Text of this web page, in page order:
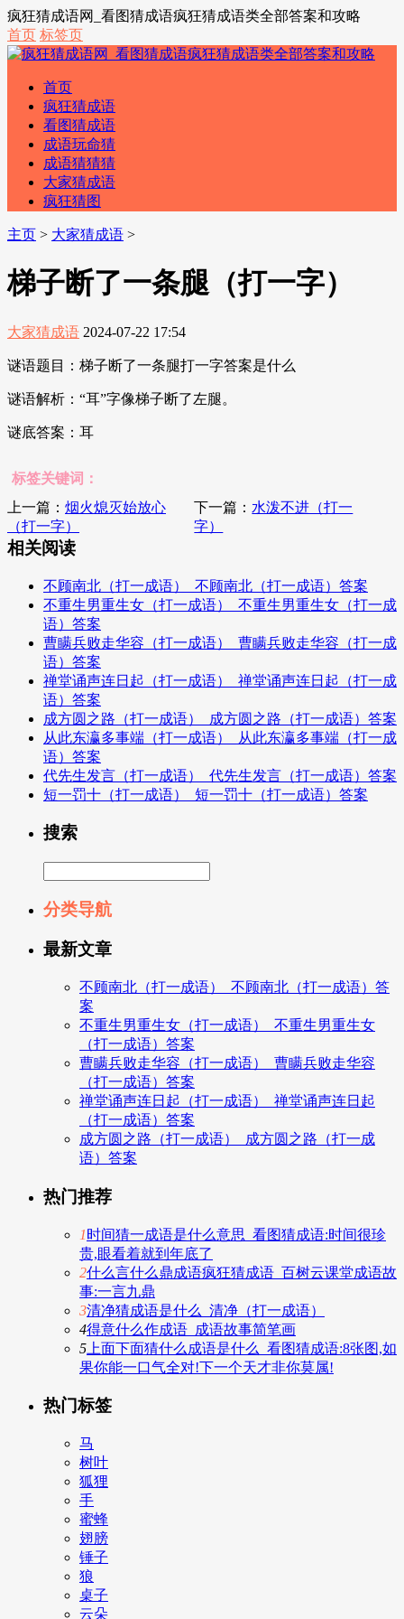
疯狂猜成语网_看图猜成语疯狂猜成语类全部答案和攻略
首页 标签页
首页
疯狂猜成语
看图猜成语
成语玩命猜
成语猜猜猜
大家猜成语
疯狂猜图
主页 > 大家猜成语 >
梯子断了一条腿（打一字）
大家猜成语 2024-07-22 17:54
谜语题目：梯子断了一条腿打一字答案是什么
谜语解析：“耳”字像梯子断了左腿。
谜底答案：耳
标签关键词：
上一篇： 烟火熄灭始放心
（打一字）
下一篇： 水泼不进（打一
字）
相关阅读
不顾南北（打一成语）_不顾南北（打一成语）答案
不重生男重生女（打一成语）_不重生男重生女（打一成
语）答案
曹瞒兵败走华容（打一成语）_曹瞒兵败走华容（打一成
语）答案
禅堂诵声连日起（打一成语）_禅堂诵声连日起（打一成
语）答案
成方圆之路（打一成语）_成方圆之路（打一成语）答案
从此东瀛多事端（打一成语）_从此东瀛多事端（打一成
语）答案
代先生发言（打一成语）_代先生发言（打一成语）答案
短一罚十（打一成语）_短一罚十（打一成语）答案
搜索
分类导航
最新文章
不顾南北（打一成语）_不顾南北（打一成语）答
案
不重生男重生女（打一成语）_不重生男重生女
（打一成语）答案
曹瞒兵败走华容（打一成语）_曹瞒兵败走华容
（打一成语）答案
禅堂诵声连日起（打一成语）_禅堂诵声连日起
（打一成语）答案
成方圆之路（打一成语）_成方圆之路（打一成
语）答案
热门推荐
1时间猜一成语是什么意思_看图猜成语:时间很珍
贵,眼看着就到年底了
2什么言什么鼎成语疯狂猜成语_百树云课堂成语故
事:一言九鼎
3清净猜成语是什么_清净（打一成语）
4得意什么作成语_成语故事简笔画
5 上面下面猜什么成语是什么_看图猜成语:8张图,如
果你能一口气全对!下一个天才非你莫属!
热门标签
马
树叶
狐狸
手
蜜蜂
翅膀
锤子
狼
桌子
云朵